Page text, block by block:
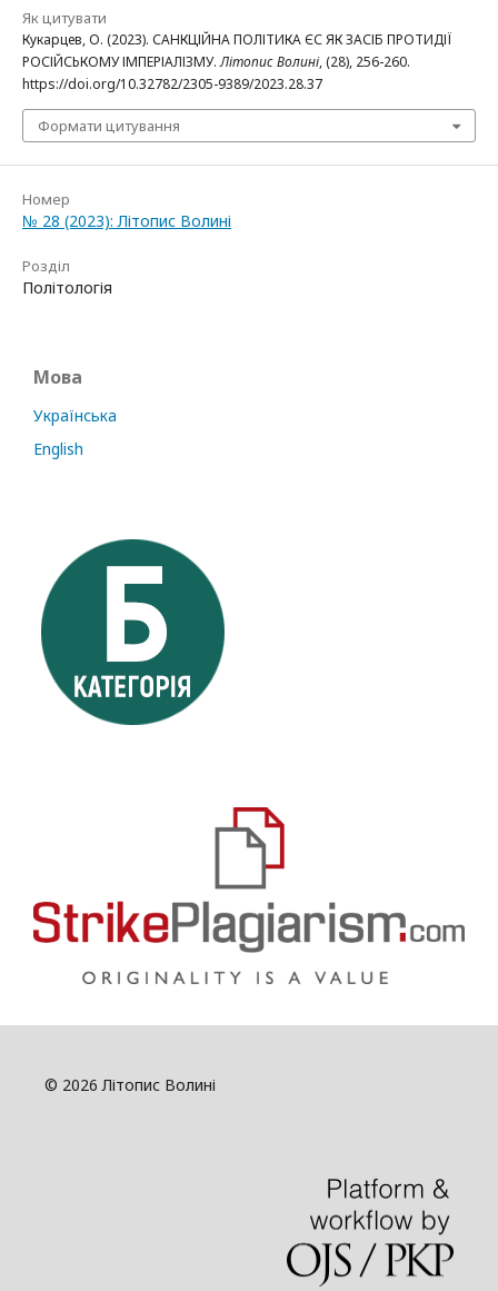
Як цитувати
Кукарцев, О. (2023). САНКЦІЙНА ПОЛІТИКА ЄС ЯК ЗАСІБ ПРОТИДІЇ
РОСІЙСЬКОМУ ІМПЕРІАЛІЗМУ.Літопис Волині, (28), 256-260.
https://doi.org/10.32782/2305-9389/2023.28.37
Формати цитування
Номер
№ 28 (2023): Літопис Волині
Розділ
Політологія
Мова
Українська
English
© 2026 Літопис Волині